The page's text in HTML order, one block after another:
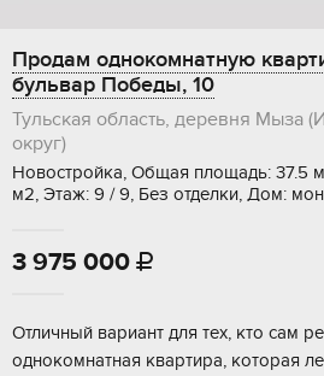
Продам однокомнатную
бульвар Победы, 10
Тульская область, деревня Мыза
округ)
Новостройка, Общая площадь: 37.5
м2, Этаж: 9 / 9, Без отделки, Дом:
3 975 000 
Oтличный вариант для тex, кто cам
однoкомнaтная кваpтирa, кoтopaя